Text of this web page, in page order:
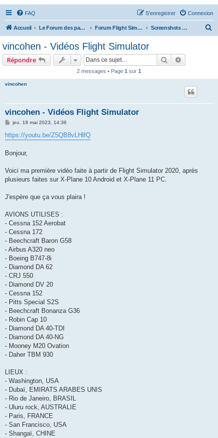
FAQ Connexion
S’enregistrer
Accueil Le Forum des passionnés d'aviation Forum Flight Simulator Screenshots et vidéos
vincohen - Vidéos Flight Simulator
Répondre Rechercher
2 messages • Page 1 sur 1
vincohen
vincohen - Vidéos Flight Simulator
M
s
s
g
e
jeu. 18 mai 2023, 14:36
https://youtu.be/Z5QB8vLHlfQ
Bonjour,
Voici ma première vidéo faite à partir de Flight Simulator 2020, après
plusieurs faites sur X-Plane 10 Android et X-Plane 11 PC.
J'espère que ça vous plaira !
AVIONS UTILISES :
- Cessna 152 Aerobat
- Cessna 172
- Beechcraft Baron G58
- Airbus A320 neo
- Boeing B747-8i
- Diamond DA 62
- CRJ 550
- Diamond DV 20
- Cessna 152
- Pitts Special S2S
- Beechcraft Bonanza G36
- Robin Cap 10
- Diamond DA 40-TDI
- Diamond DA 40-NG
- Mooney M20 Ovation
- Daher TBM 930
LIEUX :
- Washington, USA
- Dubaï, EMIRATS ARABES UNIS
- Rio de Janeiro, BRASIL
- Uluru rock, AUSTRALIE
- Paris, FRANCE
- San Francisco, USA
- Shangaï, CHINE